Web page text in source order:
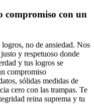
compromiso con un
no de ansiedad. Nos
y respetuoso donde
y tus logros se
compromiso
sólidas medidas de
cero con las trampas. Te
reina suprema y tu